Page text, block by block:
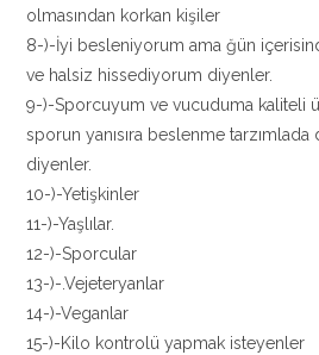
olmasından korkan kişiler
8-)-İyi besleniyorum ama ğün
ve halsiz hissediyorum diyenler.
9-)-Sporcuyum ve vucuduma kaliteli
sporun yanısıra beslenme
diyenler.
10-)-Yetişkinler
11-)-Yaşlılar.
12-)-Sporcular
13-)-.Vejeteryanlar
14-)-Veganlar
15-)-Kilo kontrolü yapmak isteyenler